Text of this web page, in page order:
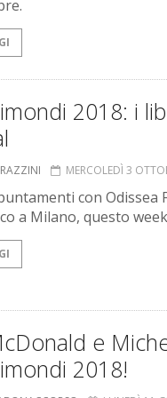
2018: i
MERCOLEDÌ 3
con Odissea
a Milano, questo
e
2018!